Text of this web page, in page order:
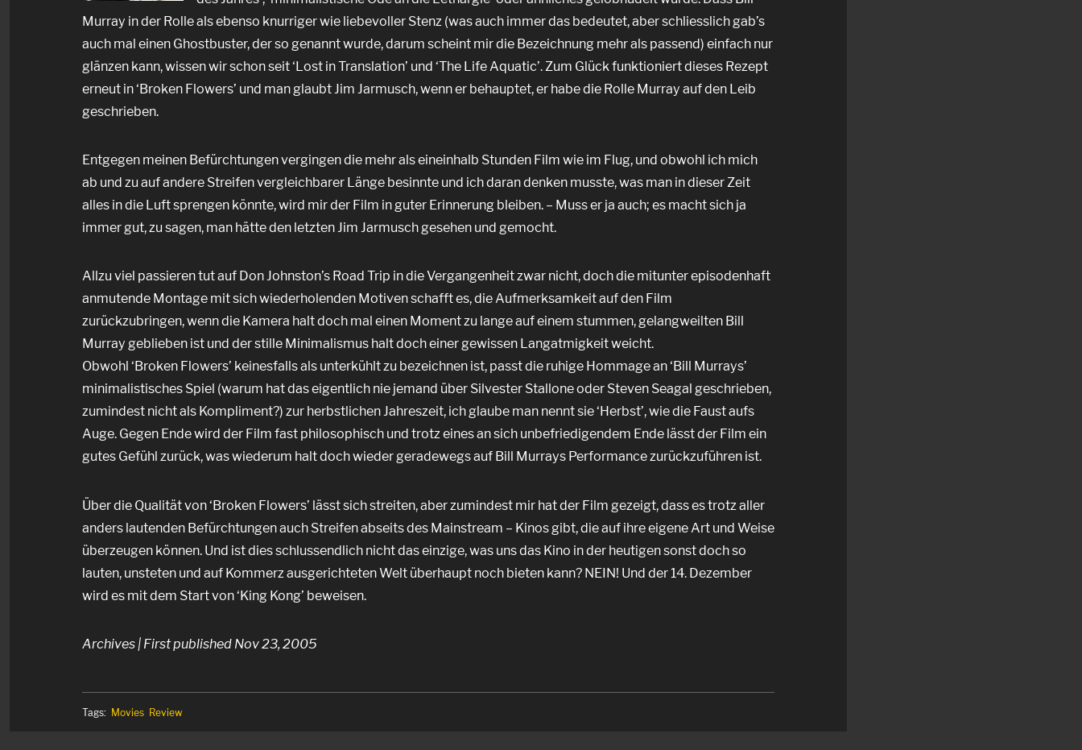
Murray in der Rolle als ebenso knurriger wie liebevoller Stenz (was auch immer das bedeutet, aber schliesslich gab’s
auch mal einen Ghostbuster, der so genannt wurde, darum scheint mir die Bezeichnung mehr als passend) einfach nur
glänzen kann, wissen wir schon seit ‘Lost in Translation’ und ‘The Life Aquatic’. Zum Glück funktioniert dieses Rezept
erneut in ‘Broken Flowers’ und man glaubt Jim Jarmusch, wenn er behauptet, er habe die Rolle Murray auf den Leib
geschrieben.
Entgegen meinen Befürchtungen vergingen die mehr als eineinhalb Stunden Film wie im Flug, und obwohl ich mich
ab und zu auf andere Streifen vergleichbarer Länge besinnte und ich daran denken musste, was man in dieser Zeit
alles in die Luft sprengen könnte, wird mir der Film in guter Erinnerung bleiben. – Muss er ja auch; es macht sich ja
immer gut, zu sagen, man hätte den letzten Jim Jarmusch gesehen und gemocht.
Allzu viel passieren tut auf Don Johnston’s Road Trip in die Vergangenheit zwar nicht, doch die mitunter episodenhaft
anmutende Montage mit sich wiederholenden Motiven schafft es, die Aufmerksamkeit auf den Film
zurückzubringen, wenn die Kamera halt doch mal einen Moment zu lange auf einem stummen, gelangweilten Bill
Murray geblieben ist und der stille Minimalismus halt doch einer gewissen Langatmigkeit weicht.
Obwohl ‘Broken Flowers’ keinesfalls als unterkühlt zu bezeichnen ist, passt die ruhige Hommage an ‘Bill Murrays’
minimalistisches Spiel (warum hat das eigentlich nie jemand über Silvester Stallone oder Steven Seagal geschrieben,
zumindest nicht als Kompliment?) zur herbstlichen Jahreszeit, ich glaube man nennt sie ‘Herbst’, wie die Faust aufs
Auge. Gegen Ende wird der Film fast philosophisch und trotz eines an sich unbefriedigendem Ende lässt der Film ein
gutes Gefühl zurück, was wiederum halt doch wieder geradewegs auf Bill Murrays Performance zurückzuführen ist.
Über die Qualität von ‘Broken Flowers’ lässt sich streiten, aber zumindest mir hat der Film gezeigt, dass es trotz aller
anders lautenden Befürchtungen auch Streifen abseits des Mainstream – Kinos gibt, die auf ihre eigene Art und Weise
überzeugen können. Und ist dies schlussendlich nicht das einzige, was uns das Kino in der heutigen sonst doch so
lauten, unsteten und auf Kommerz ausgerichteten Welt überhaupt noch bieten kann? NEIN! Und der 14. Dezember
wird es mit dem Start von ‘King Kong’ beweisen.
Archives | First published Nov 23, 2005
Tags: Movies Review